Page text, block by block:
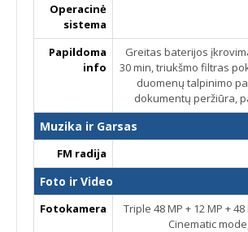
Operacinė
sistema
Papildoma
info
Greitas baterijos
30 min, triukšmo filtras
duomenų talpinimo
dokumentų peržiūra,
Muzika ir Garsas
FM radija
Foto ir Video
Fotokamera
Triple 48 MP + 12 MP +
Cinematic